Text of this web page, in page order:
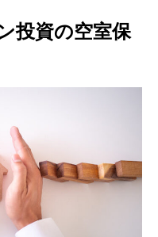
投資の空室保